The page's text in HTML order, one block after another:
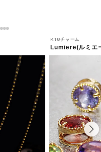
K18チャーム
Lumiere(ルミエ